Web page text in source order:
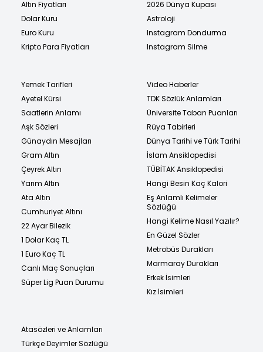
Altın Fiyatları
Dolar Kuru
Euro Kuru
Kripto Para Fiyatları
2026 Dünya Kupası
Astroloji
Instagram Dondurma
Instagram Silme
Yemek Tarifleri
Ayetel Kürsi
Saatlerin Anlamı
Aşk Sözleri
Günaydın Mesajları
Gram Altın
Çeyrek Altın
Yarım Altın
Ata Altın
Cumhuriyet Altını
22 Ayar Bilezik
1 Dolar Kaç TL
1 Euro Kaç TL
Canlı Maç Sonuçları
Süper Lig Puan Durumu
Video Haberler
TDK Sözlük Anlamları
Üniversite Taban Puanları
Rüya Tabirleri
Dünya Tarihi ve Türk Tarihi
İslam Ansiklopedisi
TÜBİTAK Ansiklopedisi
Hangi Besin Kaç Kalori
Eş Anlamlı Kelimeler
Sözlüğü
Hangi Kelime Nasıl Yazılır?
En Güzel Sözler
Metrobüs Durakları
Marmaray Durakları
Erkek İsimleri
Kız İsimleri
Atasözleri ve Anlamları
Türkçe Deyimler Sözlüğü